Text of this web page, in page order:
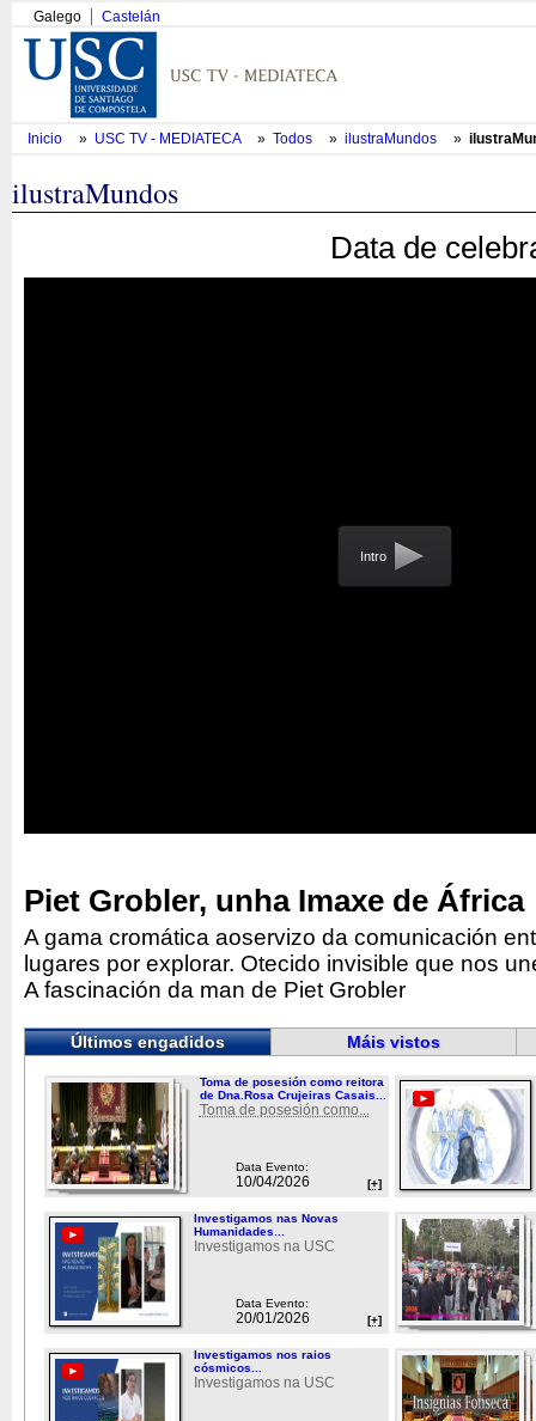
Galego Castelán
Inicio » USC TV - MEDIATECA » Todos » ilustraMundos »
ilustraMundos
Data de
Intro
Piet Grobler, unha Imaxe de África
A gama cromática aoservizo da comunicación
lugares por explorar. Otecido invisible que nos
A fascinación da man de Piet Grobler
Últimos engadidos Máis vistos
Toma de posesión como reitora
de Dna.Rosa Crujeiras Casais...
Toma de posesión como...
Data Evento:
10/04/2026 [+]
Investigamos nas Novas
Humanidades...
Investigamos na USC
Data Evento:
20/01/2026 [+]
Investigamos nos raios
cósmicos...
Investigamos na USC